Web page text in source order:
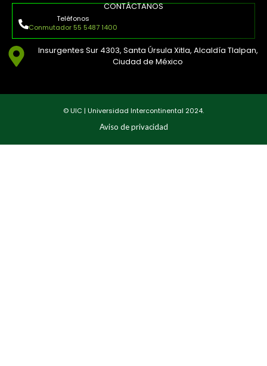
CONTÁCTANOS
Teléfonos
Conmutador 55 5487 1400
Insurgentes Sur 4303, Santa Úrsula Xitla, Alcaldía Tlalpan,
Ciudad de México
© UIC | Universidad Intercontinental 2024.
Aviso de privacidad